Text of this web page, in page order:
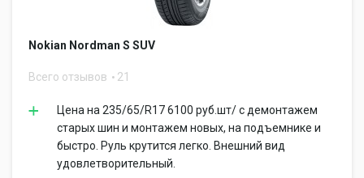
Nokian Nordman S SUV
Всего отзывов 21
Цена на 235/65/R17 6100 руб.шт/ с демонтажем
старых шин и монтажем новых, на подъемнике и
быстро. Руль крутится легко. Внешний вид
удовлетворительный.